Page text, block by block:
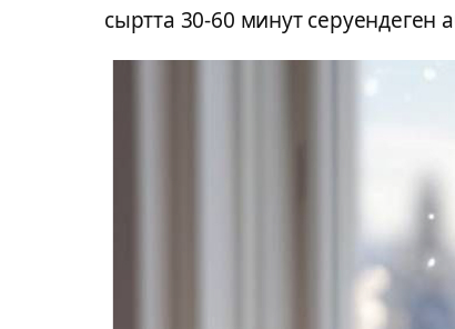
сыртта 30-60 минут серуендеген